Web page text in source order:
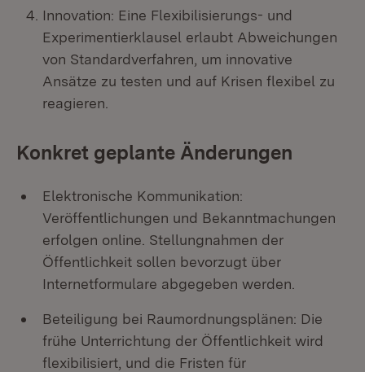
Innovation: Eine Flexibilisierungs- und
Experimentierklausel erlaubt Abweichungen
von Standardverfahren, um innovative
Ansätze zu testen und auf Krisen flexibel zu
reagieren.
Konkret geplante Änderungen
Elektronische Kommunikation:
Veröffentlichungen und Bekanntmachungen
erfolgen online. Stellungnahmen der
Öffentlichkeit sollen bevorzugt über
Internetformulare abgegeben werden.
Beteiligung bei Raumordnungsplänen: Die
frühe Unterrichtung der Öffentlichkeit wird
flexibilisiert, und die Fristen für